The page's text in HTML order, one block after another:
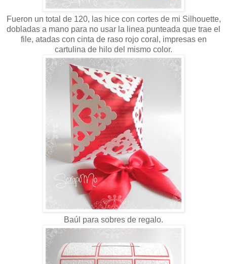
Fueron un total de 120, las hice con cortes de mi Silhouette,
dobladas a mano para no usar la linea punteada que trae el
file, atadas con cinta de raso rojo coral, impresas en
cartulina de hilo del mismo color.
Baúl para sobres de regalo.